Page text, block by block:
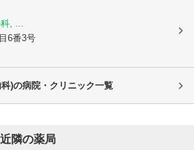
, ...
6番3号
)の病院・クリニック一覧
近隣の薬局